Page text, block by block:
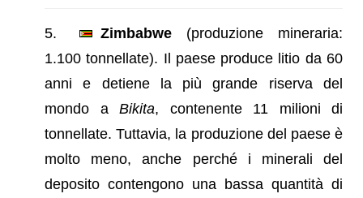
Zimbabwe (produzione mineraria:
1.100 tonnellate). Il paese produce litio da 60
anni e detiene la più grande riserva del
mondo a Bikita, contenente 11 milioni di
tonnellate. Tuttavia, la produzione del paese è
molto meno, anche perché i minerali del
deposito contengono una bassa quantità di